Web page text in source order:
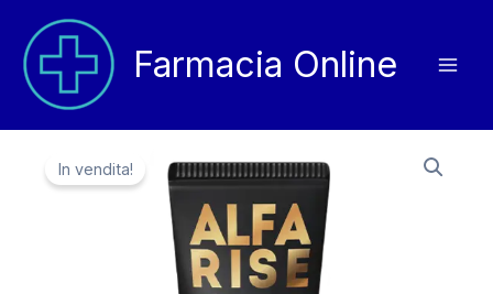
contenuto
Farmacia Online
In vendita!